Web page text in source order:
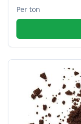
Per ton